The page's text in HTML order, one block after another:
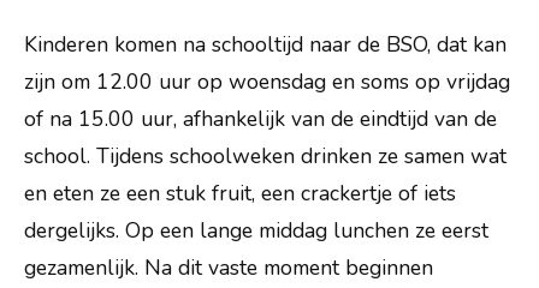
Kinderen komen na schooltijd naar de BSO, dat kan
zijn om 12.00 uur op woensdag en soms op vrijdag
of na 15.00 uur, afhankelijk van de eindtijd van de
school. Tijdens schoolweken drinken ze samen wat
en eten ze een stuk fruit, een crackertje of iets
dergelijks. Op een lange middag lunchen ze eerst
gezamenlijk. Na dit vaste moment beginnen